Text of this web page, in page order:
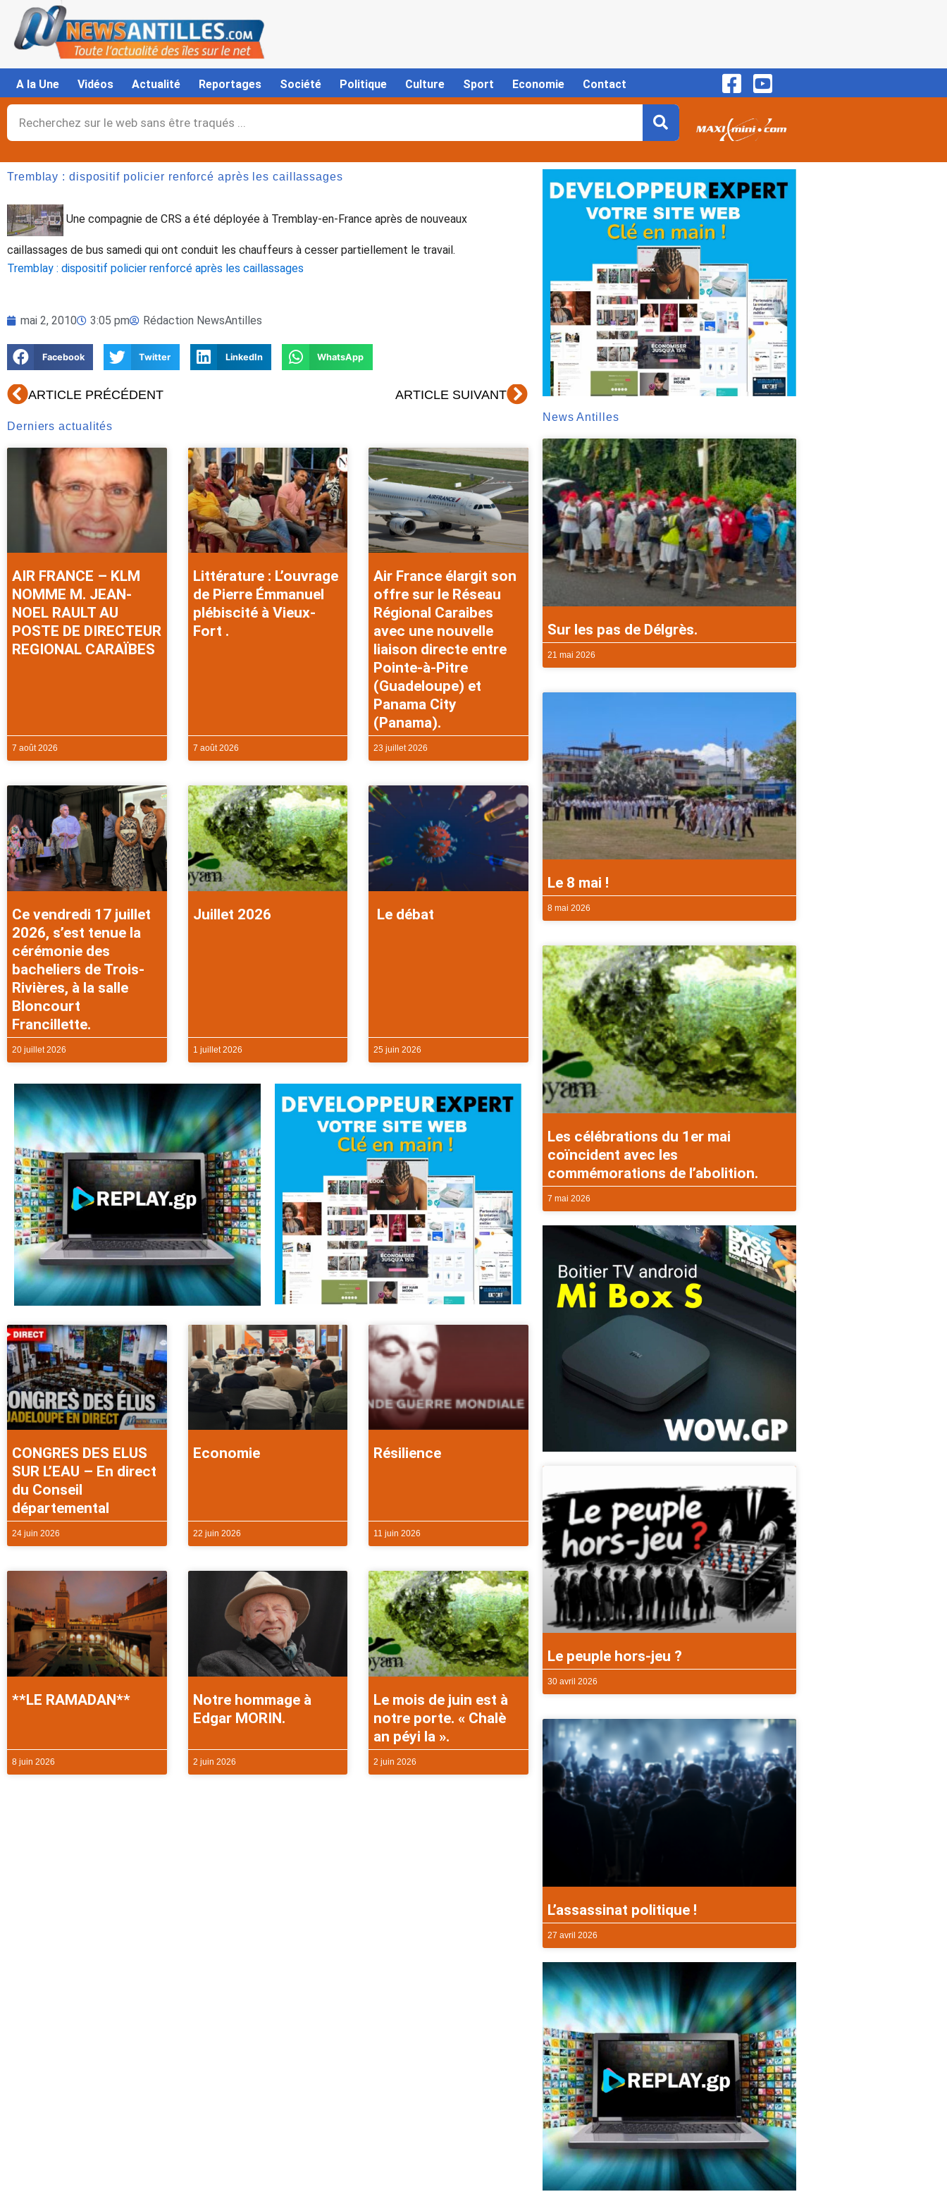
contenu
A la Une Vidéos Actualité Reportages Société Politique Culture Sport Economie Contact
Rechercher
Tremblay : dispositif policier renforcé après les caillassages
Une compagnie de CRS a été déployée à Tremblay-en-France après de nouveaux
caillassages de bus samedi qui ont conduit les chauffeurs à cesser partiellement le travail.
Tremblay : dispositif policier renforcé après les caillassages
mai 2, 2010 3:05 pm Rédaction NewsAntilles
Facebook Twitter LinkedIn WhatsApp
Précédent
ARTICLE PRÉCÉDENT ARTICLE SUIVANTSuivant
Derniers actualités
AIR FRANCE – KLM
NOMME M. JEAN-
NOEL RAULT AU
POSTE DE DIRECTEUR
REGIONAL CARAÏBES
7 août 2026
Littérature : L’ouvrage
de Pierre Émmanuel
plébiscité à Vieux-
Fort .
7 août 2026
Air France élargit son
offre sur le Réseau
Régional Caraibes
avec une nouvelle
liaison directe entre
Pointe-à-Pitre
(Guadeloupe) et
Panama City
(Panama).
23 juillet 2026
Ce vendredi 17 juillet
2026, s’est tenue la
cérémonie des
bacheliers de Trois-
Rivières, à la salle
Bloncourt
Francillette.
20 juillet 2026
Juillet 2026
1 juillet 2026
Le débat
25 juin 2026
CONGRES DES ELUS
SUR L’EAU – En direct
du Conseil
départemental
24 juin 2026
Economie
22 juin 2026
Résilience
11 juin 2026
**LE RAMADAN**
8 juin 2026
Notre hommage à
Edgar MORIN.
2 juin 2026
Le mois de juin est à
notre porte. « Chalè
an péyi la ».
2 juin 2026
News Antilles
Sur les pas de Délgrès.
21 mai 2026
Le 8 mai !
8 mai 2026
Les célébrations du 1er mai
coïncident avec les
commémorations de l’abolition.
7 mai 2026
Le peuple hors-jeu ?
30 avril 2026
L’assassinat politique !
27 avril 2026